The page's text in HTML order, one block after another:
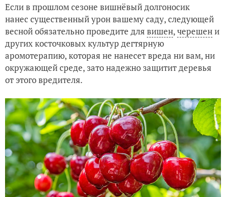
Если в прошлом сезоне вишнёвый долгоносик
нанес существенный урон вашему саду, следующей
весной обязательно проведите длявишен,черешени
других косточковых культур дегтярную
аромотерапию, которая не нанесет вреда ни вам, ни
окружающей среде, зато надежно защитит деревья
от этого вредителя.